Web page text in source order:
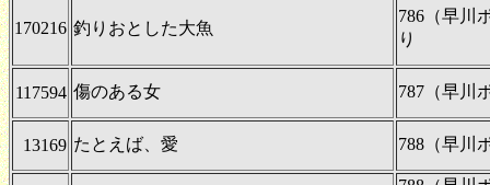
170216 釣りおとした大魚
786（早川
り
117594 傷のある女 787（早川
13169 たとえば、愛 788（早川